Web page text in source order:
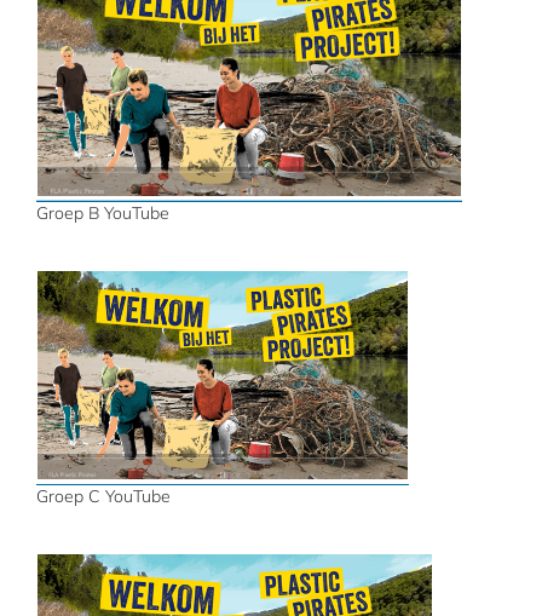
Groep B YouTube
Groep C YouTube